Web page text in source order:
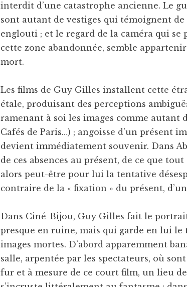
interdit d’une catastrophe ancienne. Le
sont autant de vestiges qui témoignent de
englouti ; et le regard de la caméra qui
cette zone abandonnée, semble
mort.
Les films de Guy Gilles installent cette
étale, produisant des perceptions
ramenant à soi les images comme autant
Cafés de Paris…) ; angoisse d’un présent
devient immédiatement souvenir. Dans
de ces absences au présent, de ce que
alors peut-être pour lui la tentative
contraire de la « fixation » du présent,
Dans Ciné-Bijou, Guy Gilles fait le
presque en ruine, mais qui garde en lui le
images mortes. D’abord apparemment
salle, arpentée par les spectateurs, où
fur et à mesure de ce court film, un lieu